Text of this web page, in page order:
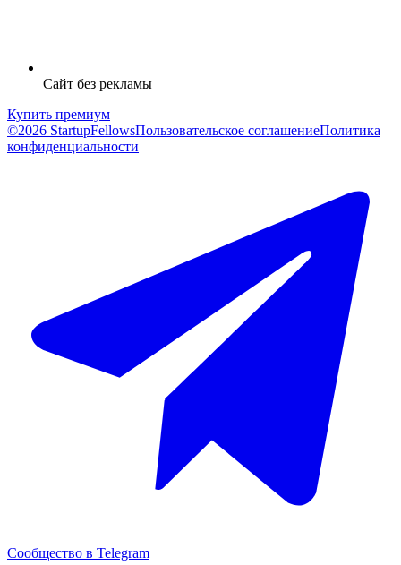
Сайт без рекламы
Купить премиум
©2026 StartupFellowsПользовательское соглашениеПолитика
конфиденциальности
Сообщество в Telegram